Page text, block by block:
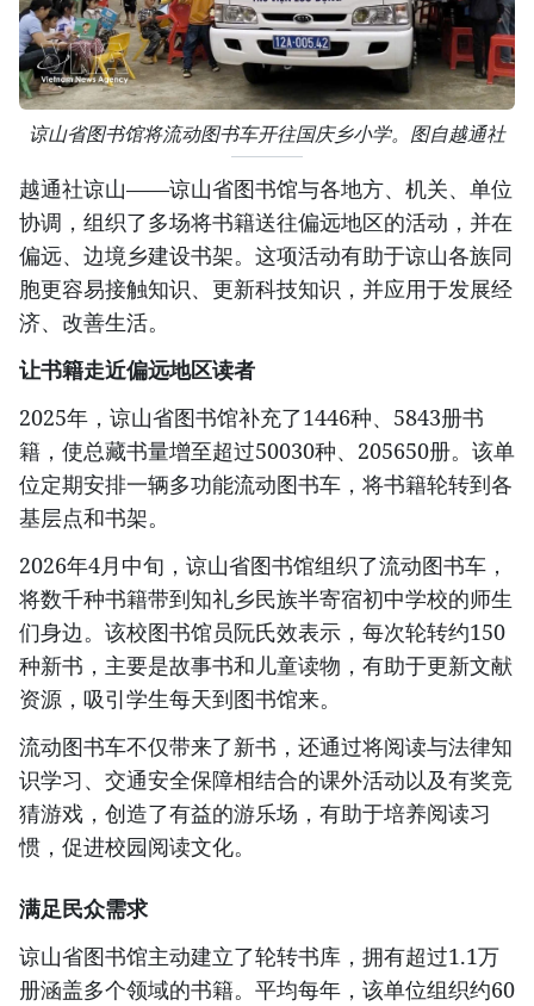
谅山省图书馆将流动图书车开往国庆乡小学。图自越通社
越通社谅山——谅山省图书馆与各地方、机关、单位
协调，组织了多场将书籍送往偏远地区的活动，并在
偏远、边境乡建设书架。这项活动有助于谅山各族同
胞更容易接触知识、更新科技知识，并应用于发展经
济、改善生活。
让书籍走近偏远地区读者
2025年，谅山省图书馆补充了1446种、5843册书
籍，使总藏书量增至超过50030种、205650册。该单
位定期安排一辆多功能流动图书车，将书籍轮转到各
基层点和书架。
2026年4月中旬，谅山省图书馆组织了流动图书车，
将数千种书籍带到知礼乡民族半寄宿初中学校的师生
们身边。该校图书馆员阮氏效表示，每次轮转约150
种新书，主要是故事书和儿童读物，有助于更新文献
资源，吸引学生每天到图书馆来。
流动图书车不仅带来了新书，还通过将阅读与法律知
识学习、交通安全保障相结合的课外活动以及有奖竞
猜游戏，创造了有益的游乐场，有助于培养阅读习
惯，促进校园阅读文化。
满足民众需求
谅山省图书馆主动建立了轮转书库，拥有超过1.1万
册涵盖多个领域的书籍。平均每年，该单位组织约60